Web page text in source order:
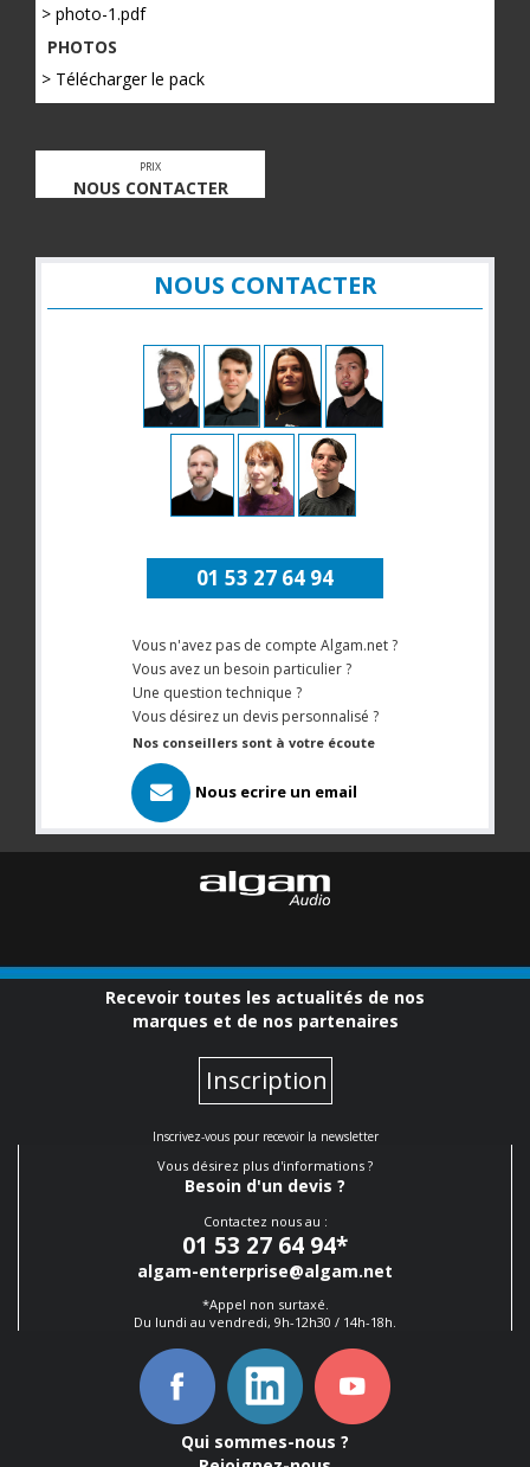
> photo-1.pdf
PHOTOS
> Télécharger le pack
PRIX
NOUS CONTACTER
NOUS CONTACTER
01 53 27 64 94
Vous n'avez pas de compte Algam.net ?
Vous avez un besoin particulier ?
Une question technique ?
Vous désirez un devis personnalisé ?
Nos conseillers sont à votre écoute
Nous ecrire un email
Recevoir toutes les actualités de nos
marques et de nos partenaires
Inscription
Inscrivez-vous pour recevoir la newsletter
Vous désirez plus d'informations ?
Besoin d'un devis ?
Contactez nous au :
01 53 27 64 94*
algam-enterprise@algam.net
*Appel non surtaxé.
Du lundi au vendredi, 9h-12h30 / 14h-18h.
Qui sommes-nous ?